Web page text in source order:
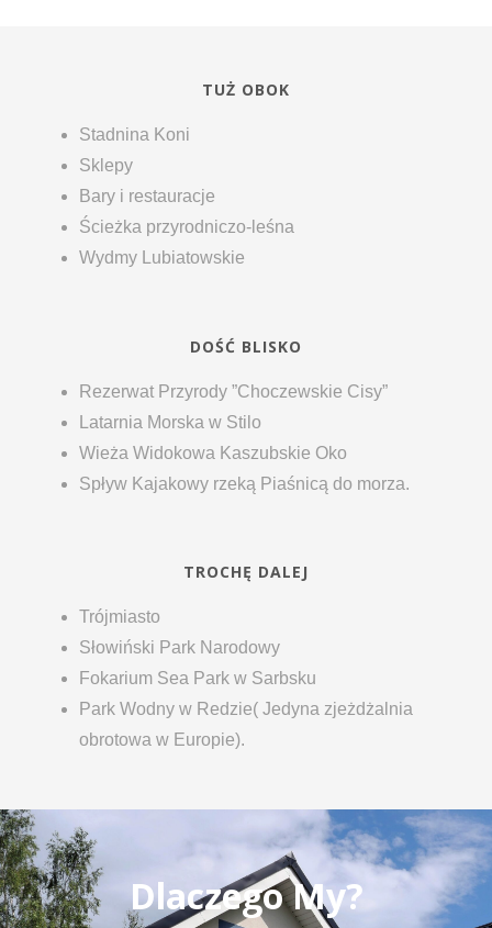
TUŻ OBOK
Stadnina Koni
Sklepy
Bary i restauracje
Ścieżka przyrodniczo-leśna
Wydmy Lubiatowskie
DOŚĆ BLISKO
Rezerwat Przyrody ”Choczewskie Cisy”
Latarnia Morska w Stilo
Wieża Widokowa Kaszubskie Oko
Spływ Kajakowy rzeką Piaśnicą do morza.
TROCHĘ DALEJ
Trójmiasto
Słowiński Park Narodowy
Fokarium Sea Park w Sarbsku
Park Wodny w Redzie( Jedyna zjeżdżalnia
obrotowa w Europie).
Dlaczego My?